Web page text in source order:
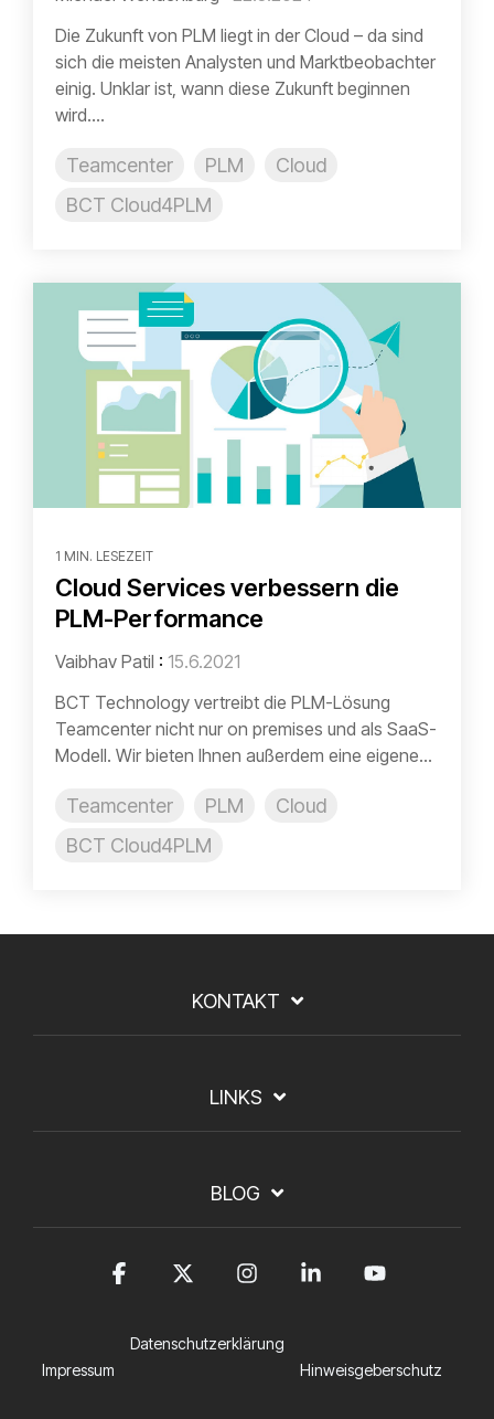
Die Zukunft von PLM liegt in der Cloud – da sind
sich die meisten Analysten und Marktbeobachter
einig. Unklar ist, wann diese Zukunft beginnen
wird....
Teamcenter PLM
Cloud
BCT Cloud4PLM
1 MIN. LESEZEIT
Cloud Services verbessern die
PLM-Performance
Vaibhav Patil : 15.6.2021
BCT Technology vertreibt die PLM-Lösung
Teamcenter nicht nur on premises und als SaaS-
Modell. Wir bieten Ihnen außerdem eine eigene...
Teamcenter PLM
Cloud
BCT Cloud4PLM
KONTAKT
LINKS
BLOG
Impressum
Datenschutzerklärung
Hinweisgeberschutz
Facebook Instagram
Linkedin